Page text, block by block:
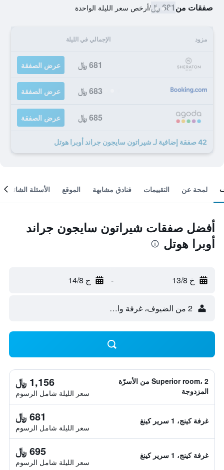
صفقات من681 ﷼ /أرخص سعر الليلة الواحدة
مزود الإجمالي في الليلة
681 ﷼ عرض الصفقة
683 ﷼ عرض الصفقة
685 ﷼ عرض الصفقة
42 صفقة إضافية لـ شيراتون سايجون جراند أوبرا هوتل
لمحة عن التقييمات فنادق مشابهة الموقع الأسئلة الشائعة
أفضل صفقات شيراتون سايجون جراند
أوبرا هوتل
خ 13/8 - ج 14/8
2 من الضيوف، غرفة واحدة
Superior room، 2 من الأسرّة
المزدوجة
1,156 ﷼
سعر الليلة شامل الرسوم
غرفة كينج، 1 سرير كينغ 681 ﷼
سعر الليلة شامل الرسوم
غرفة كينج، 1 سرير كينغ 695 ﷼
سعر الليلة شامل الرسوم